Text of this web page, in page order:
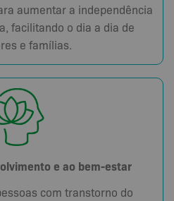
aumentar a independência
facilitando o dia a dia de
e famílias.
e ao bem-estar
com transtorno do